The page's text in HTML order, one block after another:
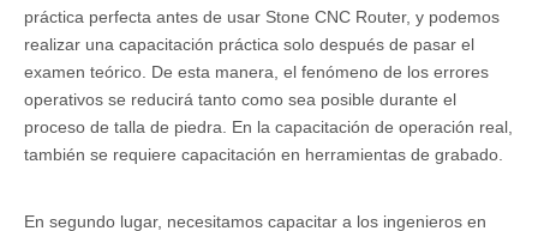
práctica perfecta antes de usar Stone CNC Router, y podemos
realizar una capacitación práctica solo después de pasar el
examen teórico. De esta manera, el fenómeno de los errores
operativos se reducirá tanto como sea posible durante el
proceso de talla de piedra. En la capacitación de operación real,
también se requiere capacitación en herramientas de grabado.
En segundo lugar, necesitamos capacitar a los ingenieros en